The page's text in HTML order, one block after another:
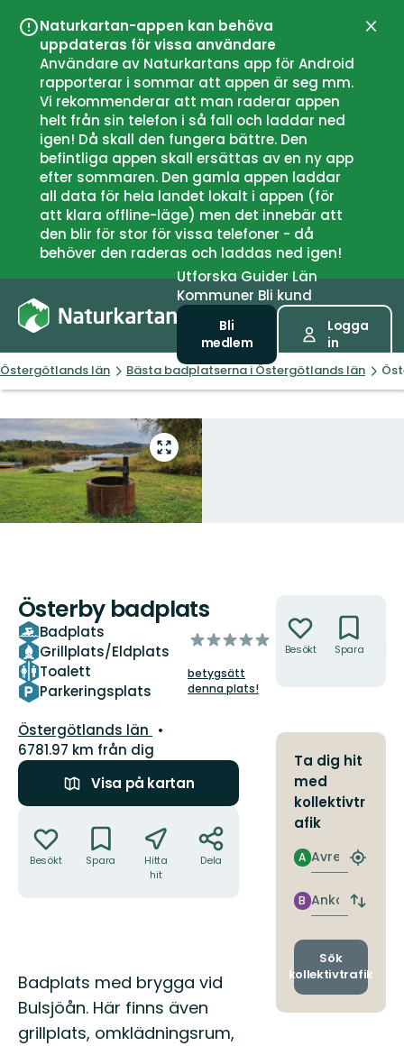
Naturkartan-appen kan behöva
uppdateras för vissa användare
Användare av Naturkartans app för Android
rapporterar i sommar att appen är seg mm.
Vi rekommenderar att man raderar appen
helt från sin telefon i så fall och laddar ned
igen! Då skall den fungera bättre. Den
befintliga appen skall ersättas av en ny app
efter sommaren. Den gamla appen laddar
all data för hela landet lokalt i appen (för
att klara offline-läge) men det innebär att
den blir för stor för vissa telefoner - då
behöver den raderas och laddas ned igen!
UtforskaGuiderLän
Kommuner Bli kund
Bli
medlem
Logga
in
Östergötlands län Bästa badplatserna i Östergötlands län
Gå
till
helskärmsläge
Österby badplats
Badplats
Grillplats/Eldplats
Toalett
Parkeringsplats
av
stjärnor
betygsätt
denna plats!
Län:
Östergötlands län
6781.97 km från dig
Visa på kartan
Besökt Spara
Hitta
hit
Dela
Beskrivning
Badplats med brygga vid
Bulsjöån. Här finns även
grillplats, omklädningsrum,
Besökt Spara
Ta dig hit
med
kollektivtr
afik
Avresa
A
Hitta
Ankomst
B
Byt
och
Sök
kollektivtrafik